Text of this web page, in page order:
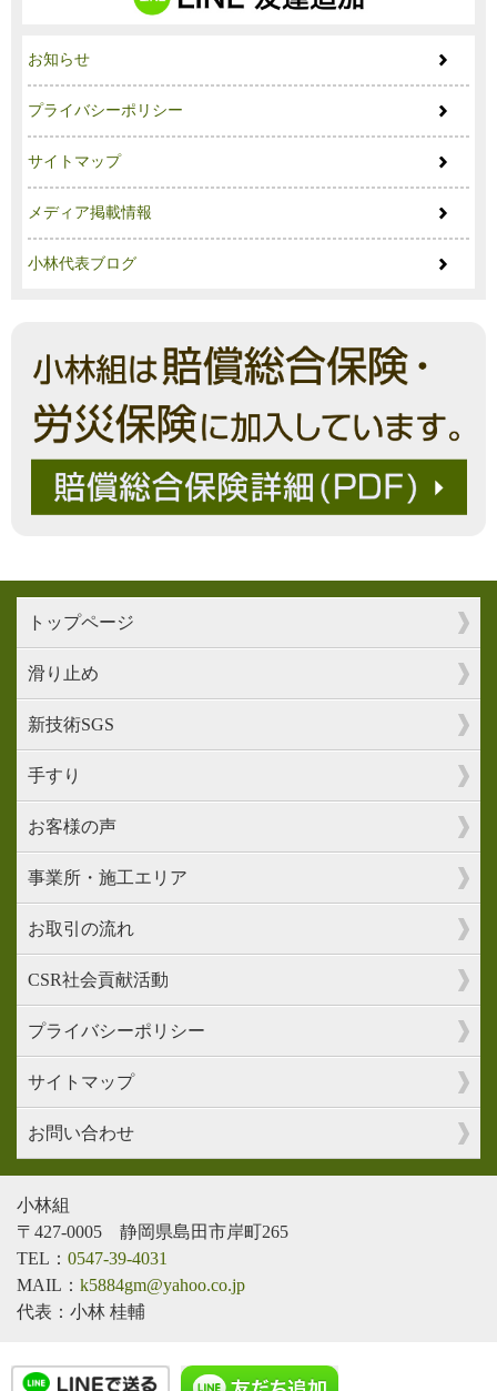
お知らせ
プライバシーポリシー
サイトマップ
メディア掲載情報
小林代表ブログ
トップページ
滑り止め
新技術SGS
手すり
お客様の声
事業所・施工エリア
お取引の流れ
CSR社会貢献活動
プライバシーポリシー
サイトマップ
お問い合わせ
小林組
〒427-0005 静岡県島田市岸町265
TEL： 0547-39-4031
MAIL： k5884gm@yahoo.co.jp
代表：小林 桂輔